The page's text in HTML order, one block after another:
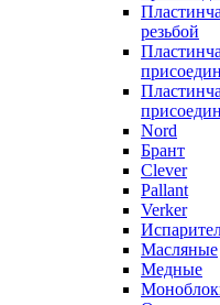
резьбой
Nord
Брант
Clever
Pallant
Verker
Масляные
Медные